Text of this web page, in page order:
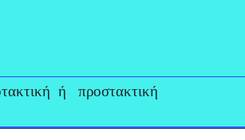
ή προστακτική